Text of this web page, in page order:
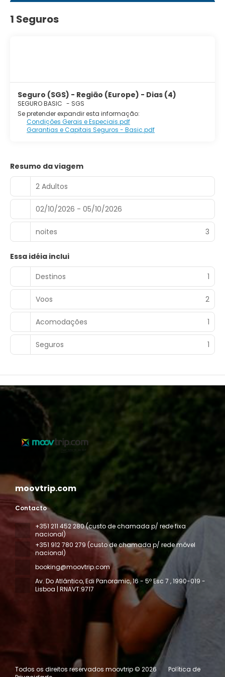
1 Seguros
Seguro (SGS) - Região (Europe) - Dias (4)
SEGURO BASIC - SGS
Se pretender expandir esta informação:
Condições Gerais e Especiais.pdf
Garantias e Capitais Seguros - Basic.pdf
Resumo da viagem
2 Adultos
02/10/2026 - 05/10/2026
noites 3
Essa idéia inclui
Destinos
1
Voos 2
Acomodações 1
Seguros 1
moovtrip.com
Contacto
+351 211 452 280 (custo de chamada p/ rede fixa
nacional)
+351 912 780 279 (custo de chamada p/ rede móvel
nacional)
booking@moovtrip.com
Av. Do Atlântico, Edi Panoramic, 16 - 5º Esc 7 , 1990-019 -
Lisboa | RNAVT:9717
Todos os direitos reservados moovtrip © 2026
Política de